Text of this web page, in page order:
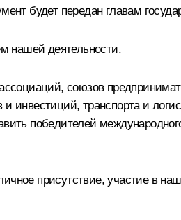
будет передан главам
нашей деятельности.
союзов
транспорта и
победителей
присутствие, участие в